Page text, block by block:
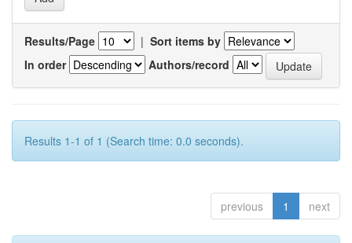
Results/Page | Sort items by
In order
Authors/record
Results 1-1 of 1 (Search time: 0.0 seconds).
previous 1 next